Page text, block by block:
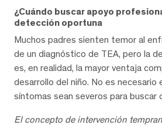
¿Cuándo buscar apoyo
detección oportuna
Muchos padres sienten temor al
de un diagnóstico de TEA, pero la
es, en realidad, la mayor ventaja
desarrollo del niño. No es necesario
síntomas sean severos para buscar
El concepto de intervención